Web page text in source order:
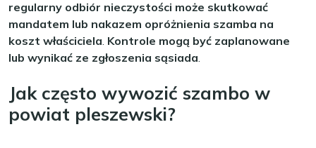
regularny odbiór nieczystości może skutkować
mandatem lub nakazem opróżnienia szamba na
koszt właściciela. Kontrole mogą być zaplanowane
lub wynikać ze zgłoszenia sąsiada.
Jak często wywozić szambo w
powiat pleszewski?